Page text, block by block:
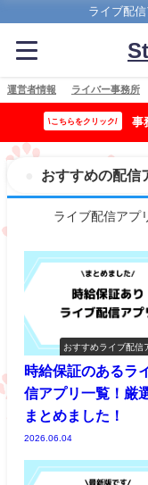
ライブ配
運営者情報 ライバー事務所
\こちらをクリック/ 事
おすすめの配信
ライブ配信アプ
おすすめライブ配信
時給保証のあるラ
信アプリ一覧！厳
まとめました！
2026.06.04